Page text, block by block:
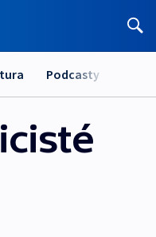
Podcasty